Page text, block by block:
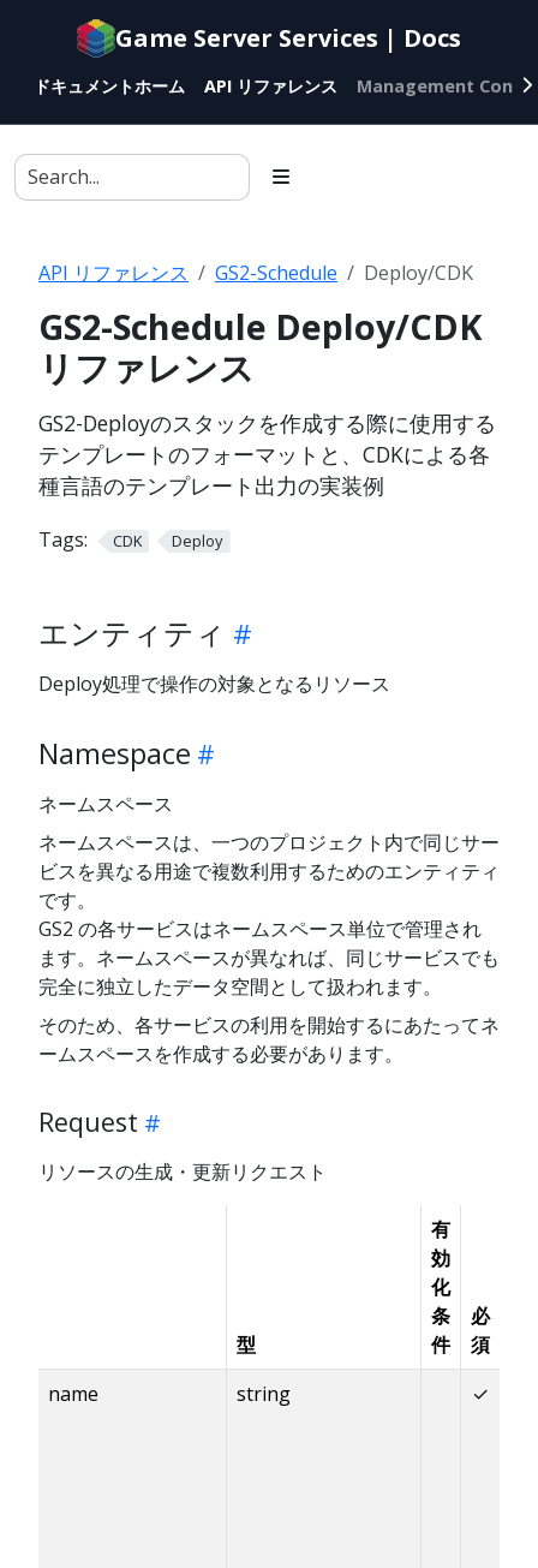
Documentation
agents
Game Server Services | Docs
ドキュメントホーム API リファレンス Management
API リファレンス GS2-Schedule Deploy/CDK
GS2-Schedule Deploy/CDK
リファレンス
GS2-Deployのスタックを作成する際に使用する
テンプレートのフォーマットと、CDKによる各
種言語のテンプレート出力の実装例
Tags: CDK Deploy
エンティティ
Deploy処理で操作の対象となるリソース
Namespace
ネームスペース
ネームスペースは、一つのプロジェクト内で同じサー
ビスを異なる用途で複数利用するためのエンティティ
です。
GS2 の各サービスはネームスペース単位で管理され
ます。ネームスペースが異なれば、同じサービスでも
完全に独立したデータ空間として扱われます。
そのため、各サービスの利用を開始するにあたってネ
ームスペースを作成する必要があります。
Request
リソースの生成・更新リクエスト
型
有
効
化
条
件
必
須
name
string ✓